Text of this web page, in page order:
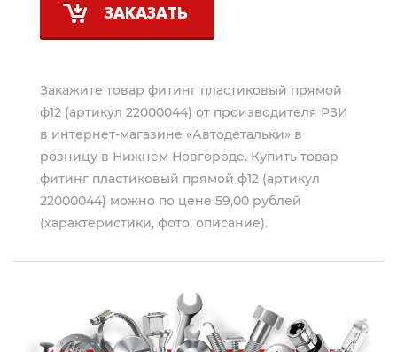
ЗАКАЗАТЬ
Закажите товар фитинг пластиковый прямой
ф12 (артикул 22000044) от производителя РЗИ
в интернет-магазине «Автодетальки» в
розницу в Нижнем Новгороде. Купить товар
фитинг пластиковый прямой ф12 (артикул
22000044) можно по цене 59,00 рублей
(характеристики, фото, описание).